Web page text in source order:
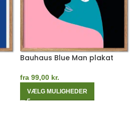
Bauhaus Blue Man plakat
fra 99,00 kr.
VÆLG MULIGHEDER